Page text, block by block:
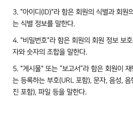
3. "아이디(ID)"라 함은 회원의 식별과 회원
는 식별 정보를 말한다.
4. "비밀번호"라 함은 회원의 회원 정보 보
자와 숫자의 조합을 말한다.
5. "게시물" 또는 “보고서”라 함은 회원이
는 등록하는 부호(URL 포함), 문자, 음성,
진 포함), 파일 등을 말한다.